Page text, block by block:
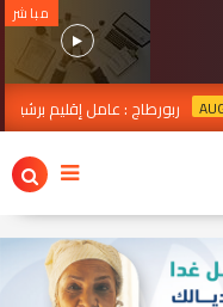
مباشر
ربورطاج : عامل إقليم برشيد يترأس